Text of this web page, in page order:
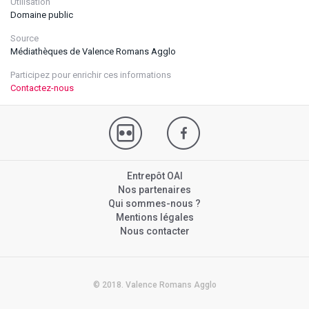
Domaine public
Source
Médiathèques de Valence Romans Agglo
Participez pour enrichir ces informations
Contactez-nous
Entrepôt OAI
Nos partenaires
Qui sommes-nous ?
Mentions légales
Nous contacter
© 2018. Valence Romans Agglo